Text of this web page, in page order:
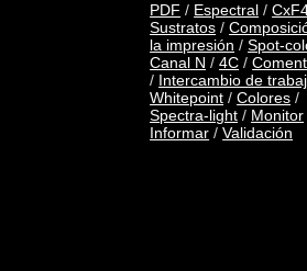
PDF / Espectral /
Sustratos /
la impresión /Spot-
Canal N /4C /
/ Intercambio de
Whitepoint /Colores /
Spectra-light / Monitor
Informar /Validación